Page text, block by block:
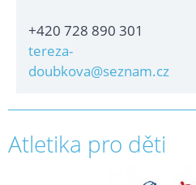
+420 728 890 301
tereza-
doubkova@seznam.cz
Atletika pro děti